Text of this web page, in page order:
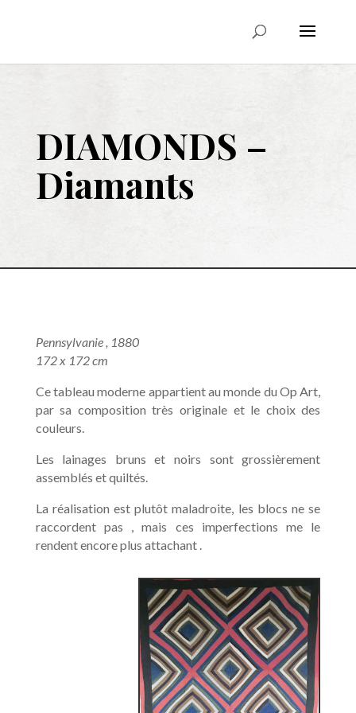
DIAMONDS –
Diamants
Pennsylvanie , 1880
172 x 172 cm
Ce tableau moderne appartient au monde du Op Art,
par sa composition très originale et le choix des
couleurs.
Les lainages bruns et noirs sont grossièrement
assemblés et quiltés.
La réalisation est plutôt maladroite, les blocs ne se
raccordent pas , mais ces imperfections me le
rendent encore plus attachant .